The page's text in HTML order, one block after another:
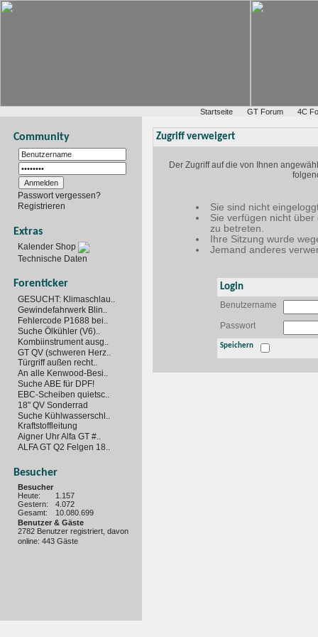
Startseite GT Forum 4C
Community
Passwort vergessen?
Registrieren
Extras
Kalender Shop
Technische Daten
Forenticker
GESUCHT: Klimaschlau..
Gewindefahrwerk Blin..
Fehlercode P1688 bei..
Suche Ölkühler (V6)..
Kombiinstrument ausg..
GT QV (schweren Herz..
Türgriff außen recht..
An alle Kenwood-Besi..
Suche ABE für DPF!
EBC-Scheiben quietsc..
18" QV Sonderrad
Suche Kühlwasserschl..
Kraftstoffleitung
Aigner Uhr Alfa GT #..
ALFA GT Q2 Felgen 18..
Besucher
Besucher
Heute:
1.157
Gestern:
4.072
Gesamt:
10.080.699
Benutzer & Gäste
2782 Benutzer registriert, davon
online: 443 Gäste
Zugriff verweigert
Der Zugriff auf die von Ihnen
Sie sind nicht
Sie verfügen nicht
zu betreten.
Ihre Sitzung wurde
Jemand anderes
Login
Benutzername
Passwort
Speichern